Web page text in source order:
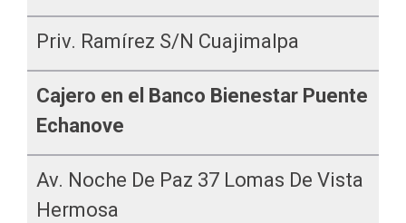
Priv. Ramírez S/n Cuajimalpa
Cajero en el Banco Bienestar Puente
Echanove
Av. Noche De Paz 37 Lomas De Vista
Hermosa